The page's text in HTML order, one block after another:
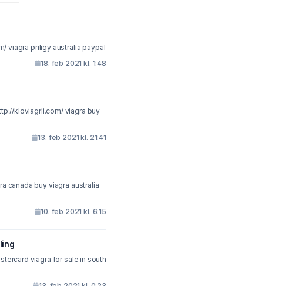
viagra nz http://kloviagrli.com/ viagra priligy australia paypal
18. feb 2021 kl. 1:48
viagra buy
13. feb 2021 kl. 21:41
canada buy viagra australia
10. feb 2021 kl. 6:15
viagra for sale in south